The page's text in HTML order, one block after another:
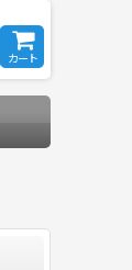
カート